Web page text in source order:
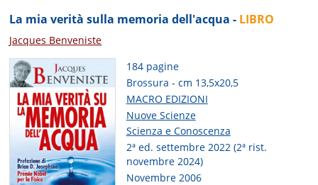
La mia verità sulla memoria dell'acqua - LIBRO
Jacques Benveniste
184 pagine
Brossura - cm 13,5x20,5
MACRO EDIZIONI
Nuove Scienze
Scienza e Conoscenza
2ª ed. settembre 2022 (2ª rist.
novembre 2024)
Novembre 2006